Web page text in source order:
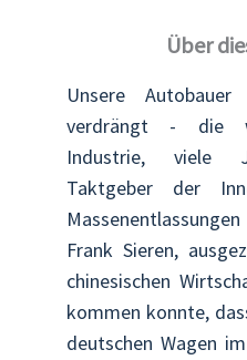
Über
Unsere
verdrängt - die
Industrie, viele
Taktgeber der
Frank Sieren,
chinesischen
kommen konnte,
deutschen Wagen